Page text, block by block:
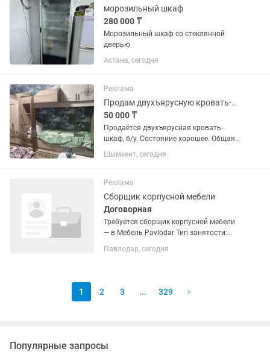
механизма)....
морозильный шкаф
280 000 ₸
Морозильный шкаф со стеклянной
дверью
Астана, сегодня
Реклама
Продам двухъярусную кровать-шкаф
50 000 ₸
Продаётся двухъярусная кровать-
шкаф, б/у. Состояние хорошее. Общая
длина 3 метра, ширина метр. В
комплекте идут два матраса, для двух
спального места...
Шымкент, сегодня
Реклама
Сборщик корпусной мебели
Договорная
Требуется сборщик корпусной мебели
— в Мебель Pavlodar Тип занятости:
Ответственный и аккуратный сборщик
Павлодар, сегодня
1 2 3 ... 329
Популярные запросы